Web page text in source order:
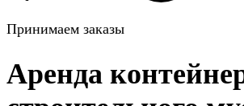
Принимаем заказы
Аренда